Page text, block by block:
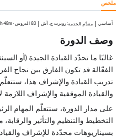
ملخص
أساسي مقدِّم الخدمة: روبرت ج. آش 83 الدروس ·
48m
وصف الدورة
غالبًا ما تحدّد القيادة الجيدة (أو
الفعّالة قد تكون الفارق بين نجاح
تدريب القيادة والإشراف هذا،
والقيادة الموقفية والإشراف اللازمة
على مدار الدورة، ستتعلّم المهام
التخطيط والتنظيم والتأثير
بسيناريوهات محدّدة للإشراف